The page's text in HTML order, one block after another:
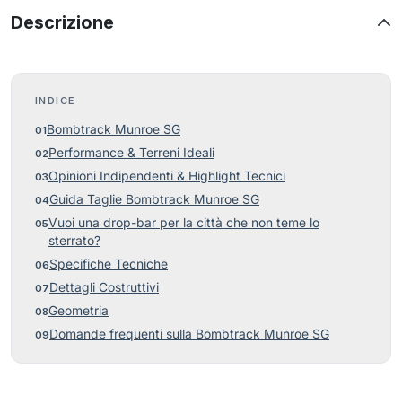
Descrizione
INDICE
Bombtrack Munroe SG
Performance & Terreni Ideali
Opinioni Indipendenti & Highlight Tecnici
Guida Taglie Bombtrack Munroe SG
Vuoi una drop-bar per la città che non teme lo
sterrato?
Specifiche Tecniche
Dettagli Costruttivi
Geometria
Domande frequenti sulla Bombtrack Munroe SG